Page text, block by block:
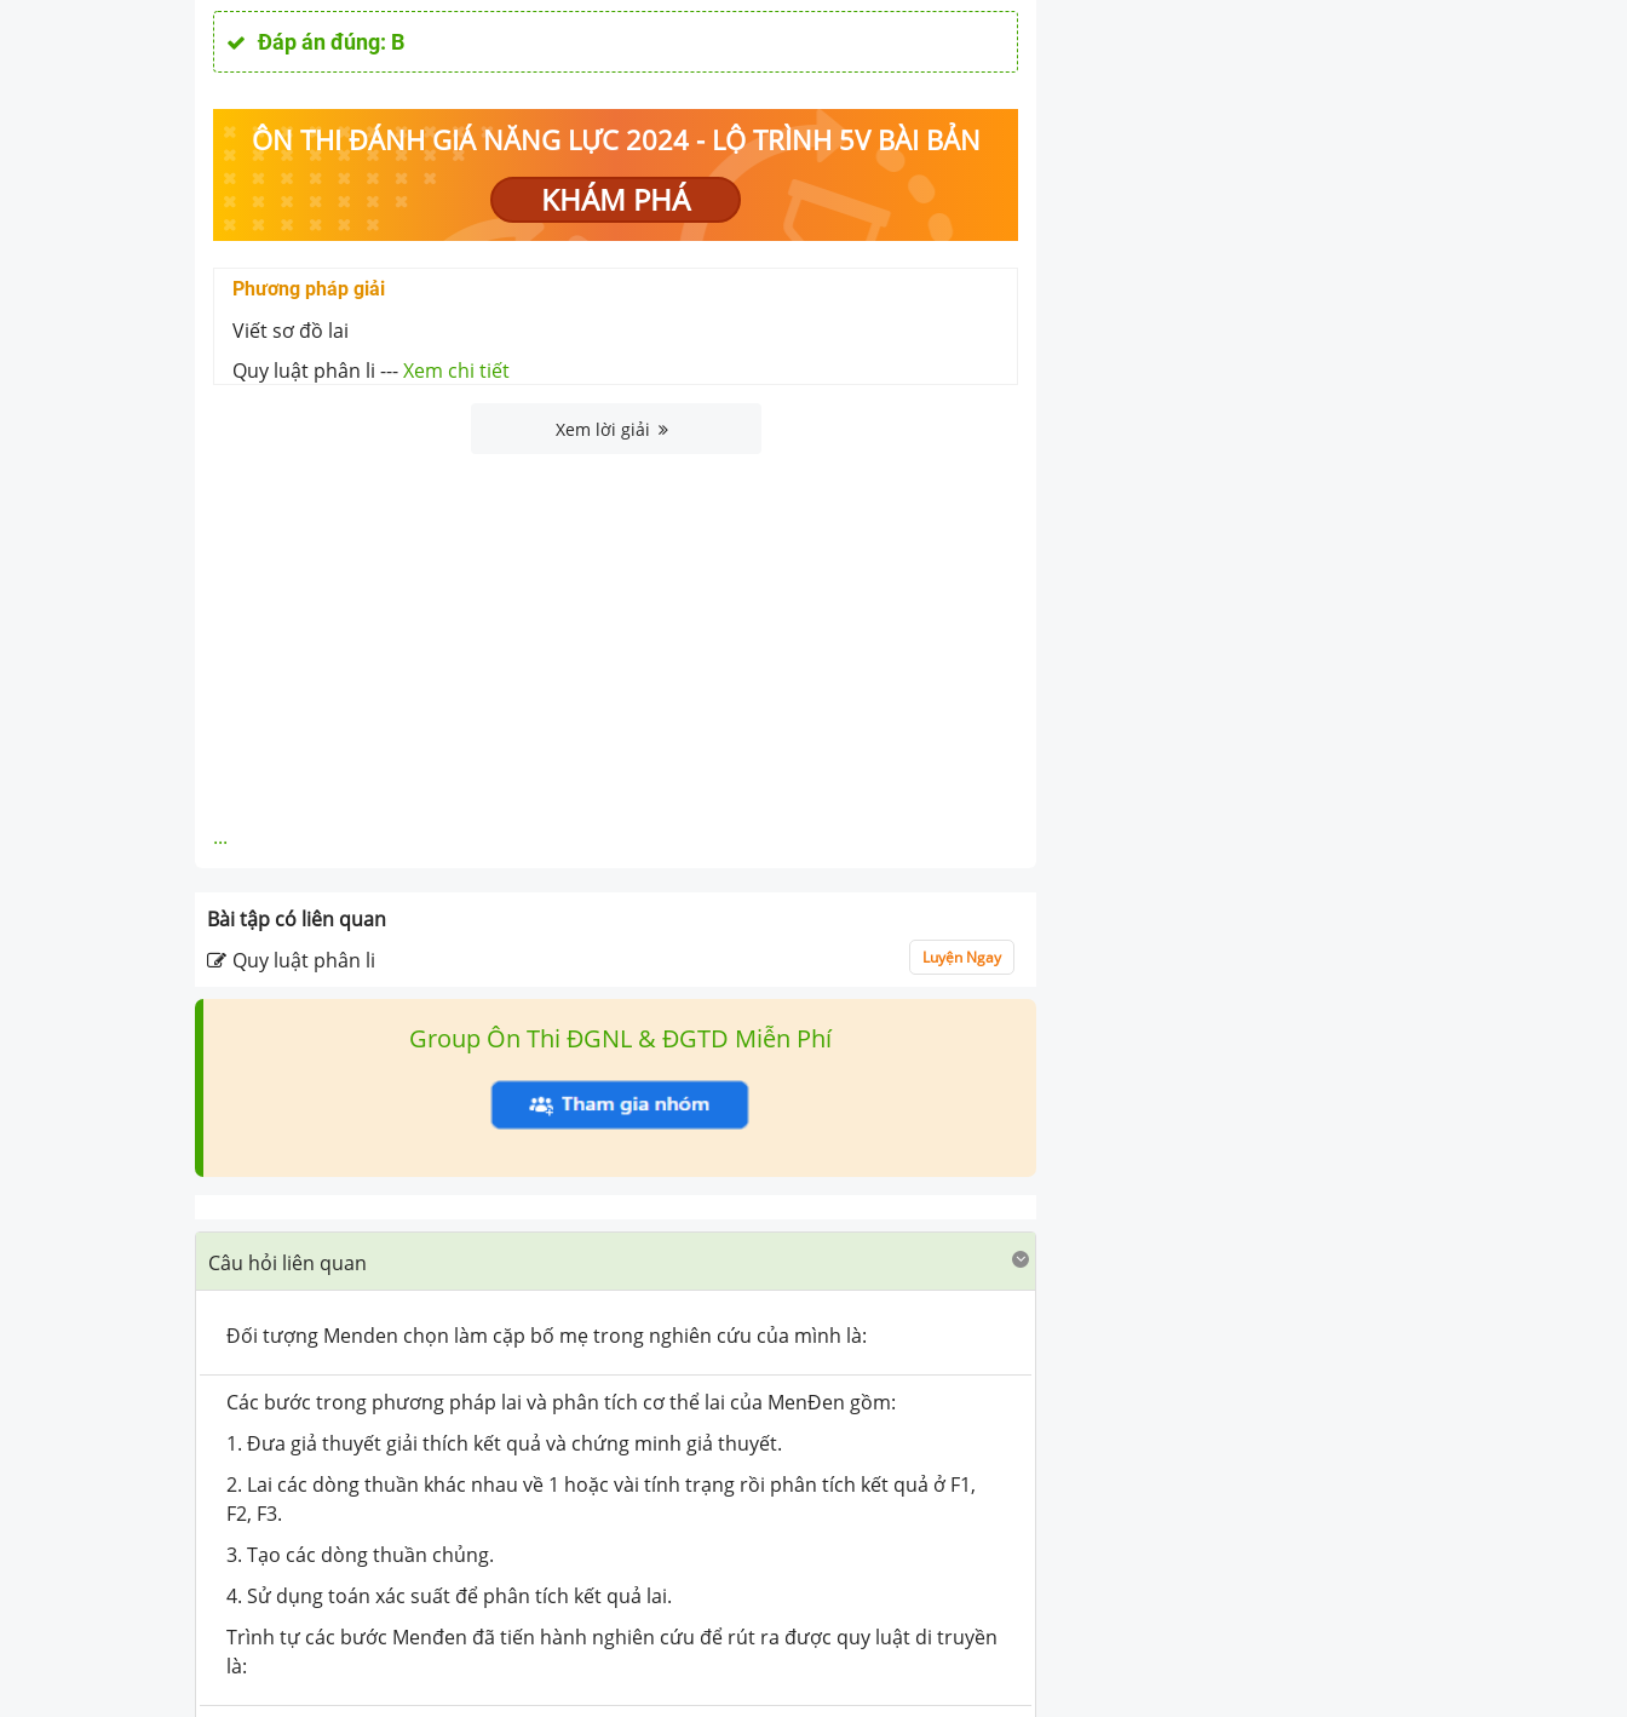
Đáp án đúng: B
ÔN THI ĐÁNH GIÁ NĂNG LỰC 2024 - LỘ TRÌNH 5V BÀI BẢN
KHÁM PHÁ
Phương pháp giải
Viết sơ đồ lai
Quy luật phân li ---Xem chi tiết
Xem lời giải
...
Bài tập có liên quan
Quy luật phân li
Luyện Ngay
Group Ôn Thi ĐGNL & ĐGTD Miễn Phí
Câu hỏi liên quan
Đối tượng Menden chọn làm cặp bố mẹ trong nghiên cứu của mình là:
Các bước trong phương pháp lai và phân tích cơ thể lai của MenĐen gồm:
1. Đưa giả thuyết giải thích kết quả và chứng minh giả thuyết.
2. Lai các dòng thuần khác nhau về 1 hoặc vài tính trạng rồi phân tích kết quả ở F1,
F2, F3.
3. Tạo các dòng thuần chủng.
4. Sử dụng toán xác suất để phân tích kết quả lai.
Trình tự các bước Menđen đã tiến hành nghiên cứu để rút ra được quy luật di truyền
là: